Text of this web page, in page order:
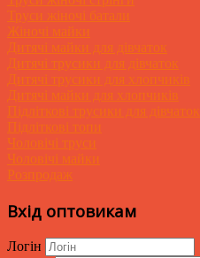
Труси жіночі батали
Жіночі майки
Дитячі майки для дівчаток
Дитячі трусики для дівчаток
Дитячі трусики для хлопчиків
Дитячі майки для хлопчиків
Підліткові трусики для дівчаток
Підліткові топи
Чоловічі труси
Чоловічі майки
Розпродаж
Вхід оптовикам
Логін